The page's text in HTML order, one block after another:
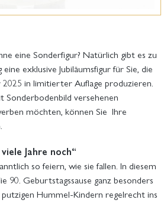
eine Sonderfigur? Natürlich gibt es zu
exklusive Jubiläumsfigur für Sie, die
2025 in limitierter Auflage produzieren.
Sonderbodenbild versehenen
möchten, können Sie Ihre
Jahre noch“
so feiern, wie sie fallen. In diesem
90. Geburtstagssause ganz besonders
Hummel-Kindern regelrecht ins